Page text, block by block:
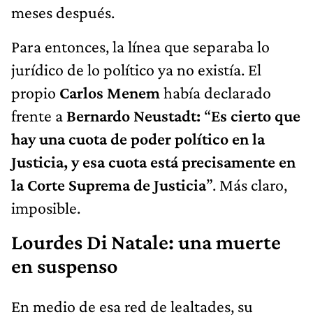
meses después.
Para entonces, la línea que separaba lo
jurídico de lo político ya no existía. El
propio Carlos Menem había declarado
frente a Bernardo Neustadt: “Es cierto que
hay una cuota de poder político en la
Justicia, y esa cuota está precisamente en
la Corte Suprema de Justicia”. Más claro,
imposible.
Lourdes Di Natale: una muerte
en suspenso
En medio de esa red de lealtades, su